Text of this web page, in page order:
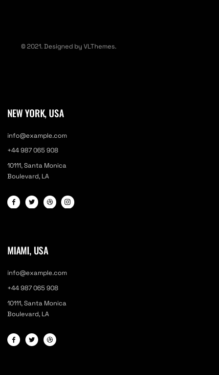
© 2021. Designed by VLThemes.
NEW YORK, USA
info@example.com
+44 987 065 908
10111, Santa Monica
Boulevard, LA
MIAMI, USA
info@example.com
+44 987 065 908
10111, Santa Monica
Boulevard, LA